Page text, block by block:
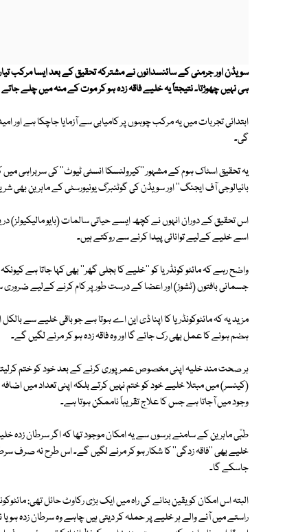
سویڈن اور جرمنی کے سائنسدانوں نے مشترکہ تحقیق کے بعد ایسا مرکب
ہی نہیں چھوڑتا۔ نتیجتاً یہ خلیے فاقہ زدہ ہو کر موت کے منہ میں چلے جاتے
ابتدائی تجربات میں یہ مرکب چوہوں پر کامیابی سے آزمایا جاچکا ہے
گی۔
یہ تحقیق اسٹاک ہوم کے مشہور ''کیرولنسکا انسٹی ٹیوٹ'' کی سربراہی
بائیالوجی آف ایجنگ'' اور سویڈن کی گوٹنبرگ یونیورسٹی کے ماہرین بھی
اس تحقیق کے دوران انہوں نے کچھ ایسے حیاتی سالمات (بایو مالیکیولز)
اسے خلیے کےلیے توانائی پیدا کرنے سے روکتے ہیں۔
واضح رہے کہ مائٹو کونڈریا کو ''خلیے کا بجلی گھر'' بھی کہا جاتا ہے
جسمانی بافتوں (ٹشوز) اور اعضا کے درست طور پر کام کرنے کےلیے ضروری
مزید یہ کہ مائٹوکونڈریا کا اپنا ڈی این اے ہوتا ہے جو باقی خلیے سے
ہضم ہونے کا عمل بھی رک جائے گا اور وہ فاقہ زدہ ہو کر مرنے لگیں گے۔
ہر صحت مند خلیہ اپنی مخصوص عمر پوری کرنے کے بعد خود کو ختم
(کینسر) میں مبتلا خلیے خود کو ختم نہیں کرتے بلکہ اپنی تعداد میں
وجود میں آجاتا ہے جس کا علاج تقریباً ناممکن ہوتا ہے۔
طبّی ماہرین کے سامنے برسوں سے یہ امکان موجود تھا کہ اگر سرطان زدہ
خلیے بھی ''فاقہ زدگی'' کا شکار ہو کر مرنے لگیں گے۔ اس طرح نہ صرف
جاسکے گا۔
البتہ اس امکان کو یقین بنانے کی راہ میں ایک بڑی رکاوٹ حائل تھی:
راستے میں آنے والے ہر خلیے پر حملہ کر دیتی ہیں چاہے وہ سرطان زدہ ہو